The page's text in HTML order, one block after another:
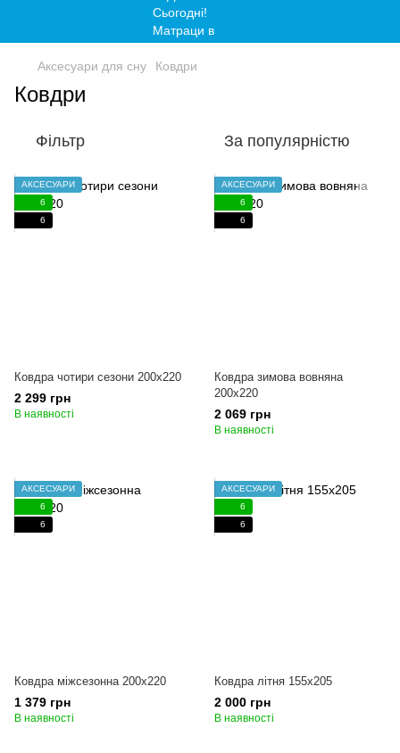
Аксесуари для сну Ковдри
Ковдри
Фільтр За популярністю
АКСЕСУАРИ
6
6
Ковдра чотири сезони 200x220
2 299 грн
В наявності
АКСЕСУАРИ
6
6
Ковдра зимова вовняна
200x220
2 069 грн
В наявності
АКСЕСУАРИ
6
6
Ковдра міжсезонна 200x220
1 379 грн
В наявності
АКСЕСУАРИ
6
6
Ковдра літня 155x205
2 000 грн
В наявності